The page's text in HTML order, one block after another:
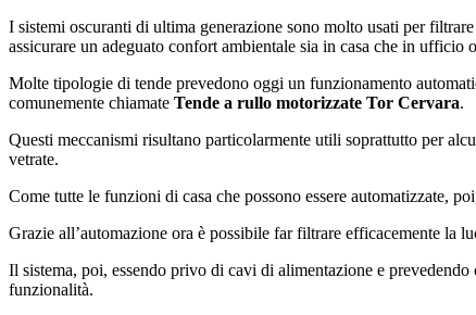
I sistemi oscuranti di ultima generazione sono molto usati per
assicurare un adeguato confort ambientale sia in casa che in ufficio
Molte tipologie di tende prevedono oggi un funzionamento
comunemente chiamate Tende a rullo motorizzate Tor Cervara.
Questi meccanismi risultano particolarmente utili soprattutto per
vetrate.
Come tutte le funzioni di casa che possono essere automatizzate,
Grazie all’automazione ora è possibile far filtrare efficacemente la
Il sistema, poi, essendo privo di cavi di alimentazione e
funzionalità.